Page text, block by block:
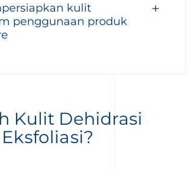
kulit
penggunaan produk
Kulit Dehidrasi